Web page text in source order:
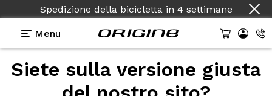
Spedizione della bicicletta in 4 settimane
Menu
Siete sulla versione giusta
Testimonianze >
Théorème GT - Sram GX - Fox 32